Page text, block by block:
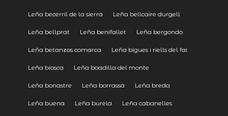
Leña becerril de la sierra Leña bellcaire durgell
Leña bellprat Leña benifallet Leña bergondo
Leña betanzos comarca Leña bigues i riells del fai
Leña biosca Leña boadilla del monte
Leña bonastre Leña borrassà Leña breda
Leña buena Leña burela Leña cabanelles